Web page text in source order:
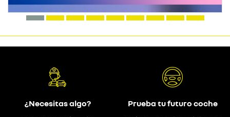
¿Necesitas algo?
Prueba tu futuro coche